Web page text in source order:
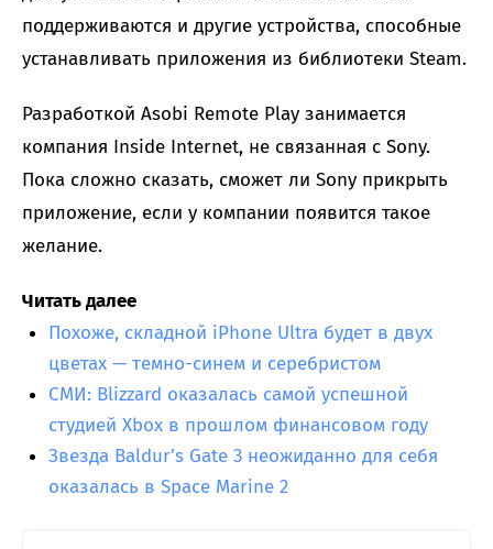
поддерживаются и другие устройства, способные
устанавливать приложения из библиотеки Steam.
Разработкой Asobi Remote Play занимается
компания Inside Internet, не связанная с Sony.
Пока сложно сказать, сможет ли Sony прикрыть
приложение, если у компании появится такое
желание.
Читать далее
Похоже, складной iPhone Ultra будет в двух
цветах — темно-синем и серебристом
СМИ: Blizzard оказалась самой успешной
студией Xbox в прошлом финансовом году
Звезда Baldur’s Gate 3 неожиданно для себя
оказалась в Space Marine 2